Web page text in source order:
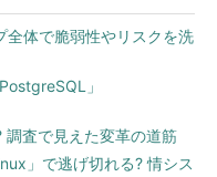
全体で脆弱性やリスクを洗
」
調査で見えた変革の道筋
」で逃げ切れる? 情シス